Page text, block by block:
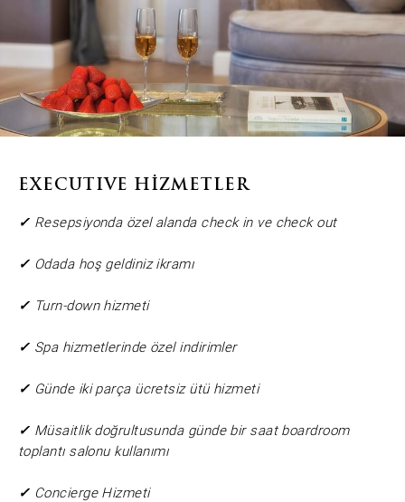
EXECUTIVE HİZMETLER
✓ Resepsiyonda özel alanda check in ve check out
✓ Odada hoş geldiniz ikramı
✓ Turn-down hizmeti
✓ Spa hizmetlerinde özel indirimler
✓ Günde iki parça ücretsiz ütü hizmeti
✓ Müsaitlik doğrultusunda günde bir saat boardroom
toplantı salonu kullanımı
✓ Concierge Hizmeti